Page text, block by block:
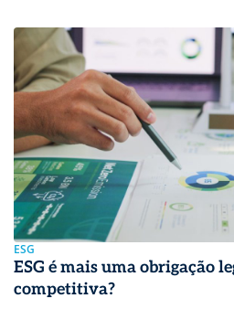
ESG
ESG é mais uma obrigação
competitiva?